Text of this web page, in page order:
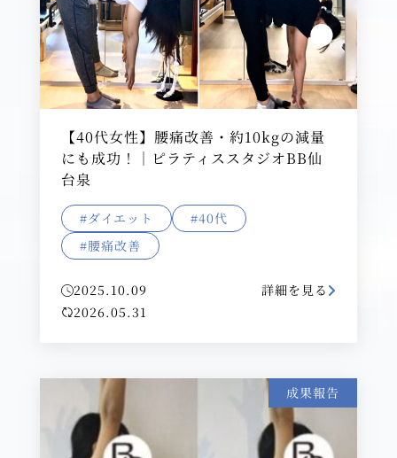
【40代女性】腰痛改善・約10kgの減量
にも成功！｜ピラティススタジオBB仙
台泉
#ダイエット
#40代
#腰痛改善
2025.10.09
2026.05.31
詳細を見る
成果報告